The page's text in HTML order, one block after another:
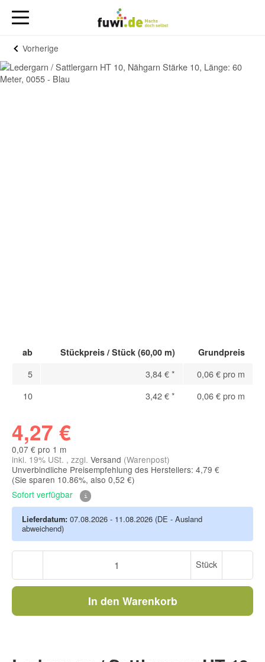
Vorherige
ab Stückpreis / Stück (60,00 m) Grundpreis
5 3,84 €*
0,06 € pro m
10
3,42 €* 0,06 € pro m
4,27 €
0,07 € pro 1 m
inkl. 19% USt. , zzgl. Versand (Warenpost)
Unverbindliche Preisempfehlung des Herstellers: 4,79 €
(Sie sparen 10.86%, also 0,52 €)
Sofort verfügbar
Lieferdatum: 07.08.2026 - 11.08.2026 (DE - Ausland
abweichend)
Stück
In den Warenkorb